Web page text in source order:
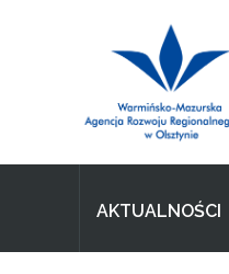
Wpisz czego szukasz
Aktualności
FE
Wpisz czego szukasz
AKTUALNOŚCI